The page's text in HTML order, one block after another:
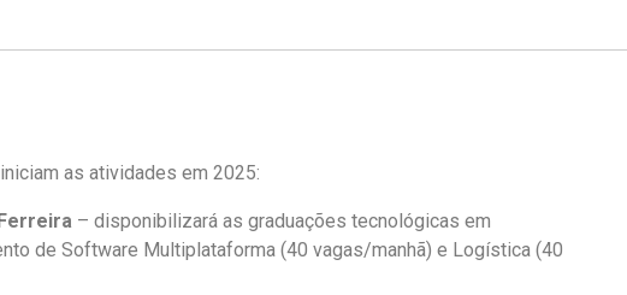
as atividades em 2025:
– disponibilizará as graduações tecnológicas em
de Software Multiplataforma (40 vagas/manhã) e Logística (40